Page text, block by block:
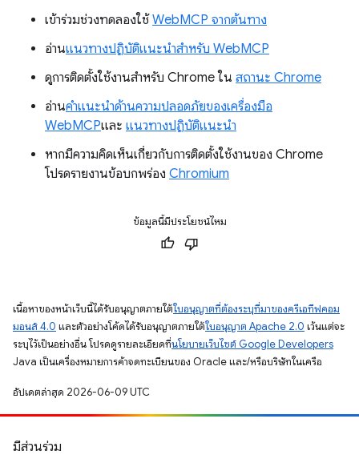
เข้าร่วมช่วงทดลองใช้ WebMCP จากต้นทาง
อ่านแนวทางปฏิบัติแนะนำสำหรับ WebMCP
ดูการติดตั้งใช้งานสำหรับ Chrome ใน สถานะ Chrome
อ่านคำแนะนำด้านความปลอดภัยของเครื่องมือ
WebMCPและ แนวทางปฏิบัติแนะนำ
หากมีความคิดเห็นเกี่ยวกับการติดตั้งใช้งานของ Chrome
โปรดรายงานข้อบกพร่อง Chromium
ข้อมูลนี้มีประโยชน์ไหม
เนื้อหาของหน้าเว็บนี้ได้รับอนุญาตภายใต้ใบอนุญาตที่ต้องระบุที่มาของครีเอทีฟคอม
มอนส์ 4.0 และตัวอย่างโค้ดได้รับอนุญาตภายใต้ใบอนุญาต Apache 2.0 เว้นแต่จะ
ระบุไว้เป็นอย่างอื่น โปรดดูรายละเอียดที่นโยบายเว็บไซต์ Google Developers
Java เป็นเครื่องหมายการค้าจดทะเบียนของ Oracle และ/หรือบริษัทในเครือ
อัปเดตล่าสุด 2026-06-09 UTC
มีส่วนร่วม